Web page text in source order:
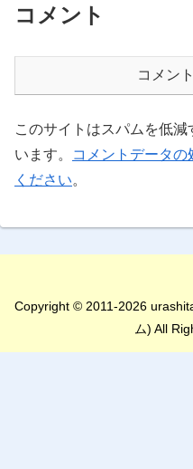
コメント
コメン
このサイトはスパムを低
います。
コメントデータ
ください。
Copyright © 2011-2026
ム) All